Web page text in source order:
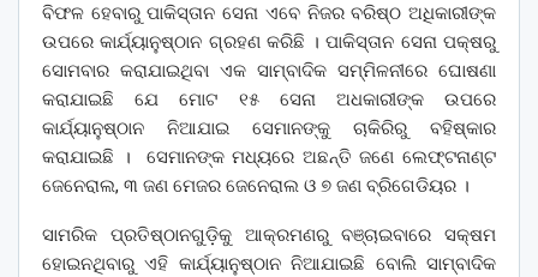
ବିଫଳ ହେବାରୁ ପାକିସ୍ତାନ ସେନା ଏବେ ନିଜର ବରିଷ୍ଠ ଅଧିକାରୀଙ୍କ
ଉପରେ କାର୍ଯ୍ୟାନୁଷ୍ଠାନ ଗ୍ରହଣ କରିଛି । ପାକିସ୍ତାନ ସେନା ପକ୍ଷରୁ
ସୋମବାର କରାଯାଇଥିବା ଏକ ସାମ୍ବାଦିକ ସମ୍ମିଳନୀରେ ଘୋଷଣା
କରାଯାଇଛି ଯେ ମୋଟ ୧୫ ସେନା ଅଧକାରୀଙ୍କ ଉପରେ
କାର୍ଯ୍ୟାନୁଷ୍ଠାନ ନିଆଯାଇ ସେମାନଙ୍କୁ ଚାକିରିରୁ ବହିଷ୍କାର
କରାଯାଇଛି । ସେମାନଙ୍କ ମଧ୍ୟରେ ଅଛନ୍ତି ଜଣେ ଲେଫ୍ଟନାଣ୍ଟ
ଜେନେରାଲ, ୩ ଜଣ ମେଜର ଜେନେରାଲ ଓ ୭ ଜଣ ବ୍ରିଗେଡିୟର ।
ସାମରିକ ପ୍ରତିଷ୍ଠାନଗୁଡ଼ିକୁ ଆକ୍ରମଣରୁ ବଞ୍ଚାଇବାରେ ସକ୍ଷମ
ହୋଇନଥିବାରୁ ଏହି କାର୍ଯ୍ୟାନୁଷ୍ଠାନ ନିଆଯାଇଛି ବୋଲି ସାମ୍ବାଦିକ